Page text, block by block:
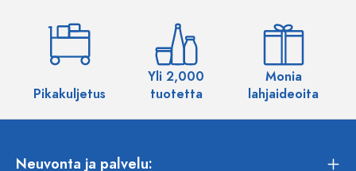
Pikakuljetus
Yli 2,000
tuotetta
Monia
lahjaideoita
Neuvonta ja palvelu: